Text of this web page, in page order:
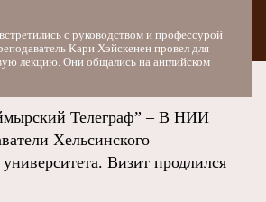
с руководством и профессурой
Кари Хэйскенен провел для
лекцию. Они общались на английском
Телеграф” – В НИИ
Хельсинского
университета. Визит продлился